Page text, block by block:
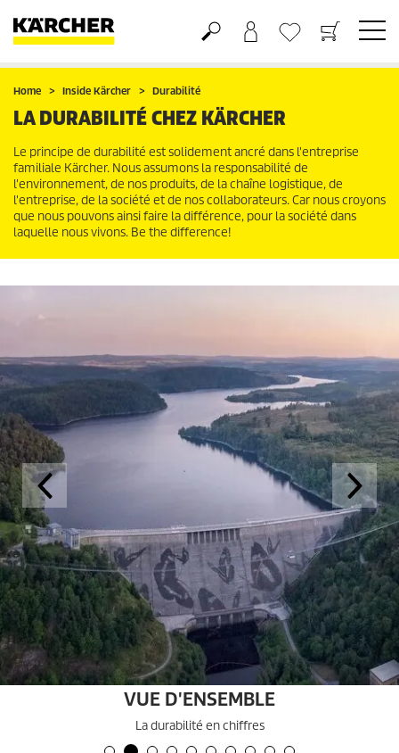
Panier
Mes Favoris
Home Inside Kärcher Durabilité
LA DURABILITÉ CHEZ KÄRCHER
Le principe de durabilité est solidement ancré dans l'entreprise
familiale Kärcher. Nous assumons la responsabilité de
l'environnement, de nos produits, de la chaîne logistique, de
l'entreprise, de la société et de nos collaborateurs. Car nous croyons
que nous pouvons ainsi faire la différence, pour la société dans
laquelle nous vivons. Be the difference!
VUE D'ENSEMBLE
La durabilité en chiffres